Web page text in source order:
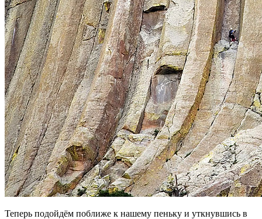
Теперь подойдём поближе к нашему пеньку и уткнувшись в